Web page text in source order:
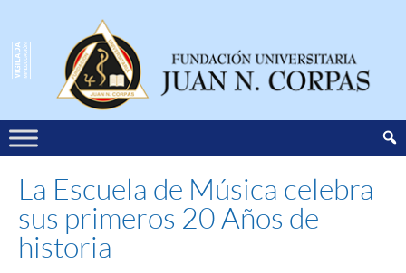
La Escuela de Música celebra
sus primeros 20 Años de
historia